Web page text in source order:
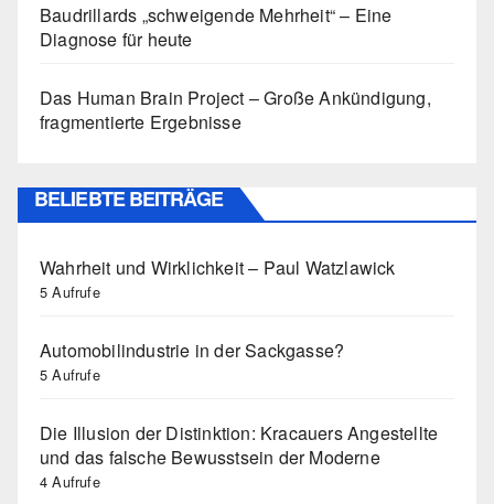
Baudrillards „schweigende Mehrheit“ – Eine
Diagnose für heute
Das Human Brain Project – Große Ankündigung,
fragmentierte Ergebnisse
BELIEBTE BEITRÄGE
Wahrheit und Wirklichkeit – Paul Watzlawick
5 Aufrufe
Automobilindustrie in der Sackgasse?
5 Aufrufe
Die Illusion der Distinktion: Kracauers Angestellte
und das falsche Bewusstsein der Moderne
4 Aufrufe